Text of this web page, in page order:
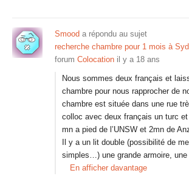
Smood a répondu au sujet
recherche chambre pour 1 mois à
forum Colocation il y a 18 ans
Nous sommes deux français et
chambre pour nous rapprocher de
chambre est située dans une rue
colloc avec deux français un turc
mn a pied de l’UNSW et 2mn de
Il y a un lit double (possibilité de
simples…) une grande armoire,
En afficher davantage